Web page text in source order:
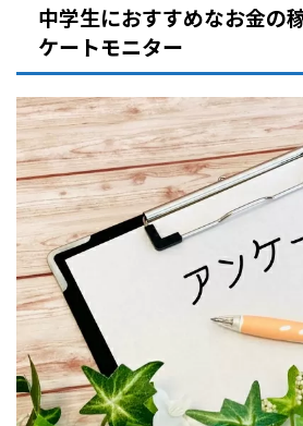
中学生におすすめなお金の
ケートモニター